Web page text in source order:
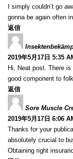
I simply couldn’t go
gonna be again often
返信
2019年5月17日 5:35
Hi, Neat post. There
good component to
返信
Sore Muscle
2019年5月17日 6:06
Thanks for your
absolutely crucial to
Obtaining right